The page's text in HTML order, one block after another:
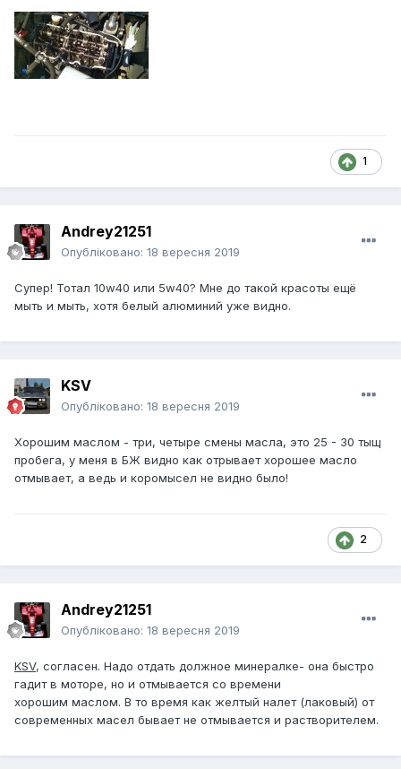
1
Andrey21251
Опубліковано: 18 вересня 2019
Супер! Тотал 10w40 или 5w40? Мне до такой красоты ещё
мыть и мыть, хотя белый алюминий уже видно.
KSV
Опубліковано: 18 вересня 2019
Хорошим маслом - три, четыре смены масла, это 25 - 30 тыщ
пробега, у меня в БЖ видно как отрывает хорошее масло
отмывает, а ведь и коромысел не видно было!
2
Andrey21251
Опубліковано: 18 вересня 2019
KSV, согласен. Надо отдать должное минералке- она быстро
гадит в моторе, но и отмывается со времени
хорошим маслом. В то время как желтый налет (лаковый) от
современных масел бывает не отмывается и растворителем.